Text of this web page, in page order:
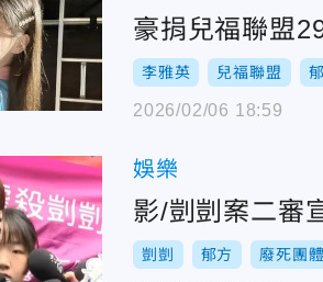
豪捐兒福聯盟
李雅英 兒福聯盟
2026/02/06 18:59
娛樂
影/剴剴案二審
剴剴 郁方 廢死團體